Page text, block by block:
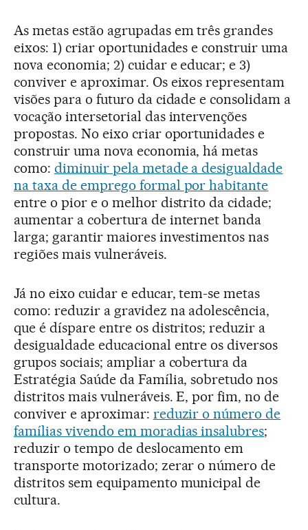
As metas estão agrupadas em três grandes
eixos: 1) criar oportunidades e construir uma
nova economia; 2) cuidar e educar; e 3)
conviver e aproximar. Os eixos representam
visões para o futuro da cidade e consolidam a
vocação intersetorial das intervenções
propostas. No eixo criar oportunidades e
construir uma nova economia, há metas
como: diminuir pela metade a desigualdade
na taxa de emprego formal por habitante
entre o pior e o melhor distrito da cidade;
aumentar a cobertura de internet banda
larga; garantir maiores investimentos nas
regiões mais vulneráveis.
Já no eixo cuidar e educar, tem-se metas
como: reduzir a gravidez na adolescência,
que é díspare entre os distritos; reduzir a
desigualdade educacional entre os diversos
grupos sociais; ampliar a cobertura da
Estratégia Saúde da Família, sobretudo nos
distritos mais vulneráveis. E, por fim, no de
conviver e aproximar: reduzir o número de
famílias vivendo em moradias insalubres;
reduzir o tempo de deslocamento em
transporte motorizado; zerar o número de
distritos sem equipamento municipal de
cultura.